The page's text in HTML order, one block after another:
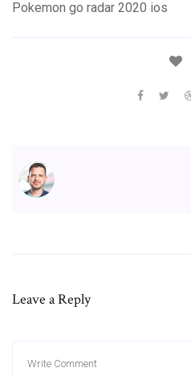
Pokemon go radar 2020 ios
Leave a Reply